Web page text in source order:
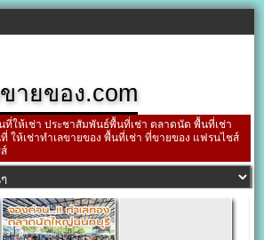
ายของ.com
ที่ให้เช่า ประชาสัมพันธ์พื้นที่เช่า ตลาดนัด พื้นที่เช่า
ให้เช่าทำเลขายของ พื้นที่เช่า ที่ขายของ แฟรนไชส์